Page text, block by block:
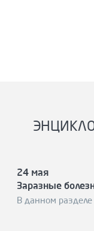
24 мая
Заразные
В данном